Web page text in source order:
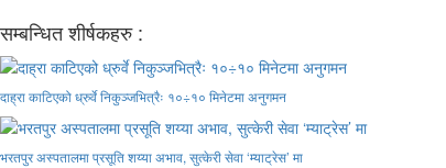
सम्बन्धित शीर्षकहरु :
दाह्रा काटिएको ध्रुर्वे निकुञ्जभित्रैः १०÷१० मिनेटमा अनुगमन
भरतपुर अस्पतालमा प्रसूति शय्या अभाव, सुत्केरी सेवा ‘म्याट्रेस’ मा